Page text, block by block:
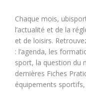
Chaque mois,
l’actualité et de la
et de loisirs.
: l’agenda, les
sport, la question du
dernières Fiches
équipements